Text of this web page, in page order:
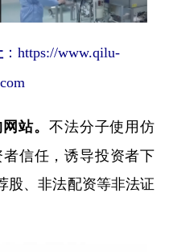
：https://www.qilu-
站。 不法分子使用仿
信任，诱导投资者下
股、非法配资等非法证